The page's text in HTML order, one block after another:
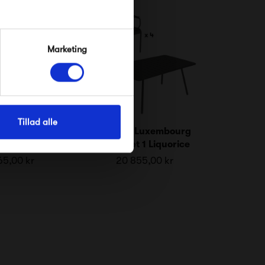
Marketing
Tillad alle
Fermob Luxembourg
Havesæt 1 Liquorice
20 855,00 kr